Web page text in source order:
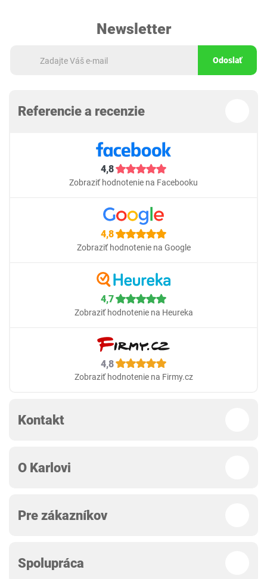
Newsletter
Odoslať
Referencie a recenzie
4,8
Zobraziť hodnotenie na Facebooku
4,8
Zobraziť hodnotenie na Google
4,7
Zobraziť hodnotenie na Heureka
4,8
Zobraziť hodnotenie na Firmy.cz
Kontakt
O Karlovi
Pre zákazníkov
Spolupráca